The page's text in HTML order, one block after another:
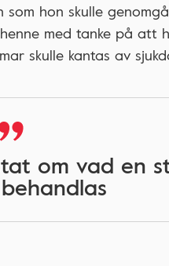
hon skulle
med tanke på att
skulle kantas av
om vad en